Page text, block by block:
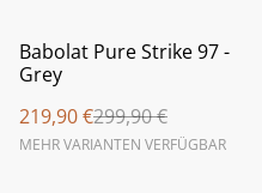
%
Babolat Pure Strike 97 -
Grey
219,90 €299,90 €
MEHR VARIANTEN VERFÜGBAR